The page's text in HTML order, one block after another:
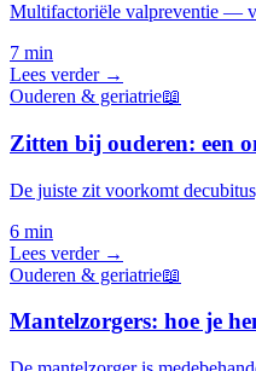
Multifactoriële valpreventie —
7 min
Lees verder →
Ouderen & geriatrie📖
Zitten bij ouderen: een
De juiste zit voorkomt
6 min
Lees verder →
Ouderen & geriatrie📖
Mantelzorgers: hoe je